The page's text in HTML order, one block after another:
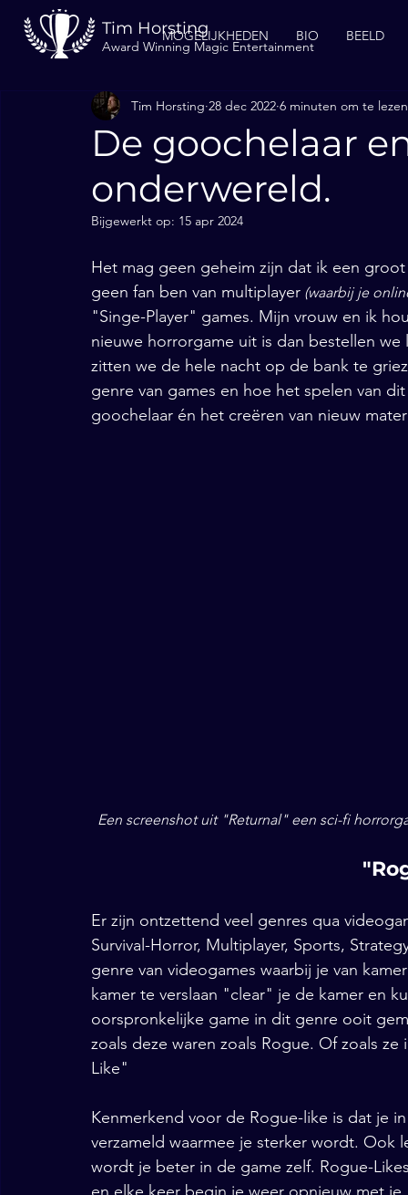
Tim Horsting
Award Winning Magic Entertainment
MOGELIJKHEDEN BIO BEELD
De goochelaar
onderwereld.
Tim Horsting 28 dec 2022 6 minuten om te lezen
Bijgewerkt op: 15 apr 2024
Het mag geen geheim zijn dat ik een
geen fan ben van multiplayer (waarbij je
"Singe-Player" games. Mijn vrouw en ik
nieuwe horrorgame uit is dan bestellen
zitten we de hele nacht op de bank te
genre van games en hoe het spelen van
goochelaar én het creëren van nieuw
Een screenshot uit "Returnal" een sci-fi
Er zijn ontzettend veel genres qua
Survival-Horror, Multiplayer, Sports,
genre van videogames waarbij je van
kamer te verslaan "clear" je de kamer en
oorspronkelijke game in dit genre ooit
zoals deze waren zoals Rogue. Of zoals
Like"
Kenmerkend voor de Rogue-like is dat je
verzameld waarmee je sterker wordt. Ook
wordt je beter in de game zelf. Rogue-